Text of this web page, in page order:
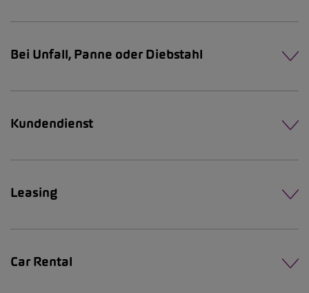
Bei Unfall, Panne oder Diebstahl
Kundendienst
Leasing
Car Rental